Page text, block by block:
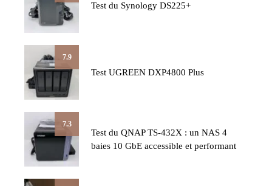
Test du Synology DS225+
7.9
Test UGREEN DXP4800 Plus
7.3
Test du QNAP TS-432X : un NAS 4
baies 10 GbE accessible et performant